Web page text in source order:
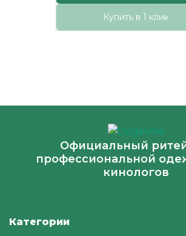
Купить в 1 клик
Официальный
профессиональной
кинологов
Категории